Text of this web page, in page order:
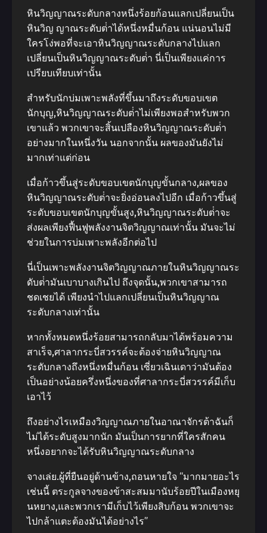
หินวิญญาณระดับกลางหนึ่งร้อยก้อนแลกเปลี่ยนเป็น
หินวิญ ญาณระดับต่ําได้หนึ่งหมื่นก้อน แน่นอนไม่มี
ใครโง่พอที่จะเอาหินวิญญาณระดับกลางไปแลก
เปลี่ยนเป็นหินวิญญาณระดับต่ํา นี่เป็นเพียงแค่การ
เปรียบเทียบเท่านั้น
สําหรับนักบ่มเพาะพลังที่ขึ้นมาถึงระดับขอบเขต
นักบุญ,หินวิญญาณระดับต่ําไม่เพียงพอสําหรับพวก
เขาแล้ว พวกเขาจะสิ้นเปลืองหินวิญญาณระดับต่ํา
อย่างมากในหนึ่งวัน นอกจากนั้น ผลของมันยังไม่
มากเท่าแต่ก่อน
เมื่อก้าวขึ้นสู่ระดับขอบเขตนักบุญขั้นกลาง,ผลของ
หินวิญญาณระดับต่ําจะยิ่งอ่อนลงไปอีก เมื่อก้าวขึ้นสู่
ระดับขอบเขตนักบุญขั้นสูง,หินวิญญาณระดับต่ําจะ
ส่งผลเพียงฟื้นฟูพลังงานจิตวิญญาณเท่านั้น มันจะไม่
ช่วยในการบ่มเพาะพลังอีกต่อไป
นี่เป็นเพาะพลังงานจิตวิญญาณภายในหินวิญญาณระ
ดับต่ํามันเบาบางเกินไป ถึงจุดนั้น,พวกเขาสามารถ
ชดเชยได้ เพียงนําไปแลกเปลี่ยนเป็นหินวิญญาณ
ระดับกลางเท่านั้น
หากทั้งหมดหนึ่งร้อยสามารถกลับมาได้พร้อมความ
สาเร็จ,ศาลากระบี่สวรรค์จะต้องจ่ายหินวิญญาณ
ระดับกลางถึงหนึ่งหมื่นก้อน เซี่ยวเฉินเดาว่ามันต้อง
เป็นอย่างน้อยครึ่งหนึ่งของที่ศาลากระบี่สวรรค์มีเก็บ
เอาไว้
ถึงอย่างไรเหมืองวิญญาณภายในอาณาจักรต้าฉันก็
ไม่ได้ระดับสูงมากนัก มันเป็นการยากที่ใครสักคน
หนึ่งอยากจะได้รับหินวิญญาณระดับกลาง
จางเล่ย.ผู้ที่ยืนอยู่ด้านข้าง,ถอนหายใจ “มากมายอะไร
เช่นนี้ ตระกูลจางของข้าสะสมมานับร้อยปีในเมืองหยุ
นหยาง,และพวกเรามีเก็บไว้เพียงสิบก้อน พวกเขาจะ
ไปกล้าแตะต้องมันได้อย่างไร”